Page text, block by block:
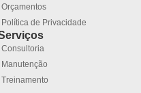
Orçamentos
Política de Privacidade
Consultoria
Manutenção
Treinamento